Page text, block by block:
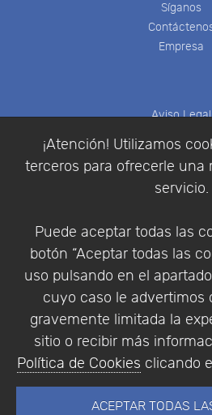
¡Atención! Utilizamos
terceros para ofrecerle una
servicio.
Puede aceptar todas las
botón “Aceptar todas las
uso pulsando en el
cuyo caso le advertimos
gravemente limitada la
sitio o recibir más
Política de Cookies clicando
ACEPTAR TODAS
Síganos
Empresa
Aviso Legal
Política de
Condiciones de
Identificarse
Empresa|Aviso Legal|
Política de
© Copyright 1994 - 2026.
Científico,